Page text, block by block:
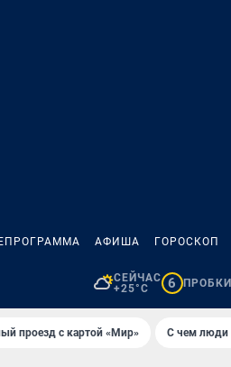
АФИША ГОРОСКОП
СЕЙЧАС
+25°C
6 ПРОБКИ
проезд с картой «Мир» С чем люди